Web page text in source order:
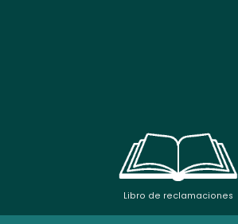
Libro de reclamaciones